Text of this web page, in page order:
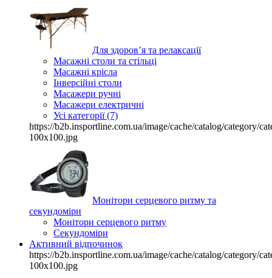
Для здоров’я та релаксації
Масажні столи та стільці
Масажні крісла
Інверсійні столи
Масажери ручні
Масажери електричні
Усі категорії (7)
https://b2b.insportline.com.ua/image/cache/catalog/category/
100x100.jpg
Монітори серцевого ритму та
секундоміри
Монітори серцевого ритму
Секундоміри
Активний відпочинок
https://b2b.insportline.com.ua/image/cache/catalog/category/
100x100.jpg